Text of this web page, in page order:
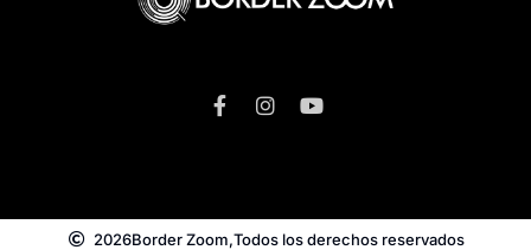
2026Border Zoom,Todos los derechos reservados